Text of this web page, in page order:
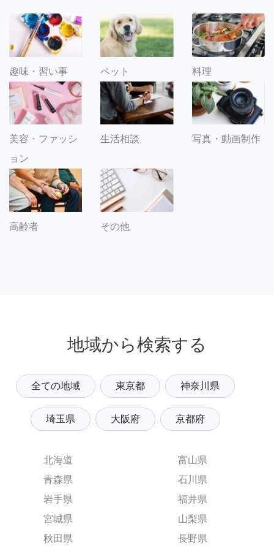
趣味・習い事 ペット 料理
美容・ファッシ
ョン
生活相談 写真・動画制作
高齢者 その他
地域から検索する
全ての地域 東京都 神奈川県
埼玉県 大阪府 京都府
北海道
青森県
岩手県
宮城県
秋田県
富山県
石川県
福井県
山梨県
長野県